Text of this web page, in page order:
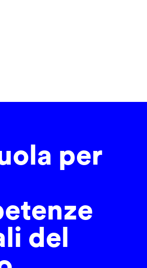
per
del